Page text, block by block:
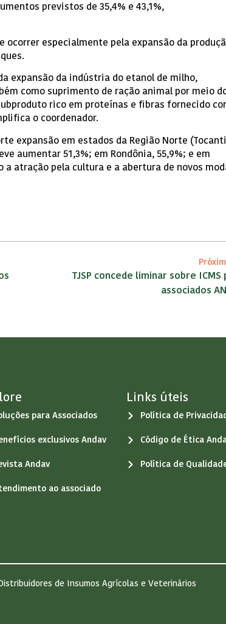
previstos de 35,4% e 43,1%,
ocorrer especialmente pela expansão da
expansão da indústria do etanol de milho,
como suprimento de ração animal por meio
rico em proteínas e fibras fornecido
o coordenador.
expansão em estados da Região Norte
aumentar 51,3%; em Rondônia, 55,9%; e em
a atração pela cultura e a abertura de novos
TJSP concede liminar sobre ICMS
associados
para Associados
exclusivos Andav
Andav
ao associado
Links úteis
Política de
Código de Ética
Política de
de Insumos Agrícolas e Veterinários